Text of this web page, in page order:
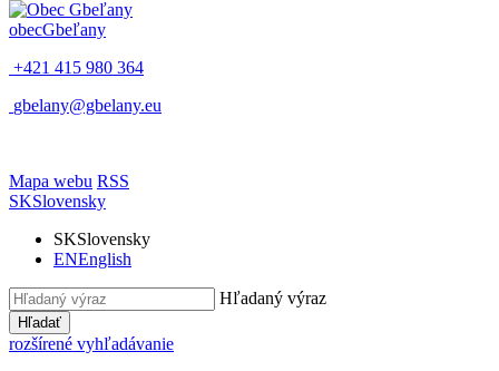
obecGbeľany
+421 415 980 364
gbelany@gbelany.eu
Mapa webu RSS
SKSlovensky
SKSlovensky
ENEnglish
Hľadaný výraz
Hľadať
rozšírené vyhľadávanie